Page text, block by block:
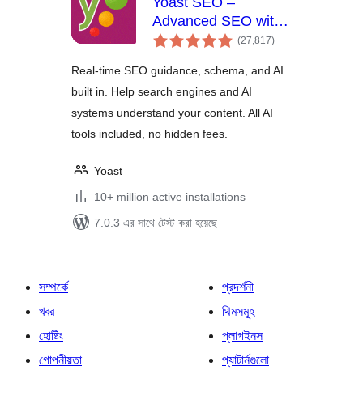
Advanced SEO with
real-time guidance
(27,817total
ratings
)
Real-time SEO guidance, schema, and AI
built in. Help search engines and AI
systems understand your content. All AI
tools included, no hidden fees.
Yoast
10+ million active installations
7.0.3 এর সাথে টেস্ট করা হয়েছে
সম্পর্কে
খবর
হোষ্টিং
গোপনীয়তা
প্রদর্শনী
থিমসমূহ
প্লাগইনস
প্যাটার্নগুলো